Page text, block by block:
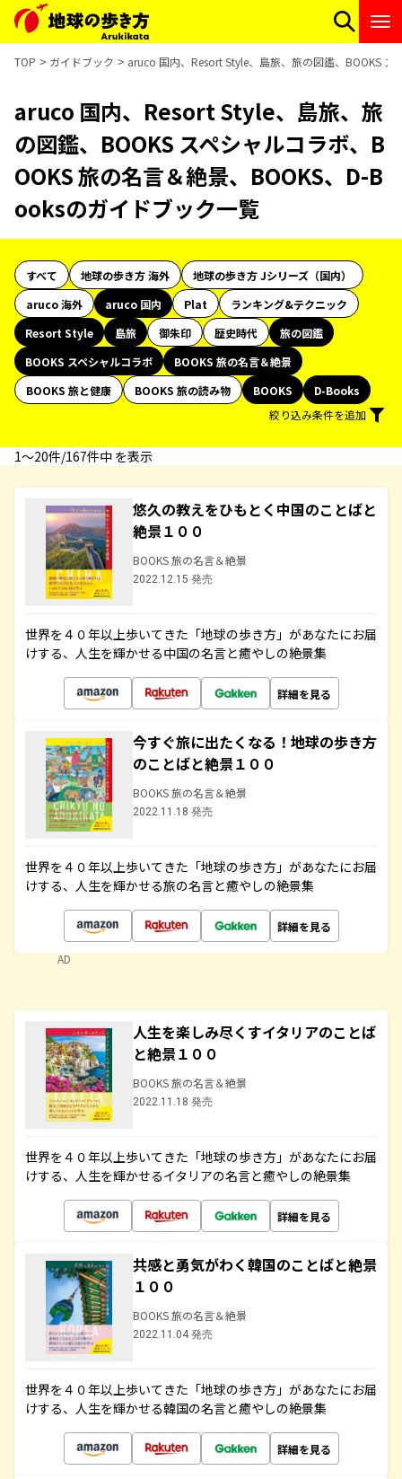
TOP ガイドブック aruco 国内、Resort Style、島旅、旅の図鑑、BOOKS
aruco 国内、Resort Style、島旅、旅
の図鑑、BOOKS スペシャルコラボ、B
OOKS 旅の名言＆絶景、BOOKS、D-B
ooksのガイドブック一覧
すべて 地球の歩き方 海外
地球の歩き方 Jシリーズ（国内）
aruco 海外
aruco 国内 Plat
ランキング&テクニック
Resort Style
島旅 御朱印 歴史時代
旅の図鑑
BOOKS スペシャルコラボ
BOOKS 旅の名言＆絶景
BOOKS 旅と健康
BOOKS 旅の読み物 BOOKS
D-Books
絞り込み条件を追加
1〜20件/167件中 を表示
悠久の教えをひもとく中国のことばと
絶景１００
BOOKS 旅の名言＆絶景
2022.12.15 発売
世界を４０年以上歩いてきた「地球の歩き方」があなたにお届
けする、人生を輝かせる中国の名言と癒やしの絶景集
詳細を見る
今すぐ旅に出たくなる！地球の歩き方
のことばと絶景１００
BOOKS 旅の名言＆絶景
2022.11.18 発売
世界を４０年以上歩いてきた「地球の歩き方」があなたにお届
けする、人生を輝かせる旅の名言と癒やしの絶景集
詳細を見る
AD
人生を楽しみ尽くすイタリアのことば
と絶景１００
BOOKS 旅の名言＆絶景
2022.11.18 発売
世界を４０年以上歩いてきた「地球の歩き方」があなたにお届
けする、人生を輝かせるイタリアの名言と癒やしの絶景集
詳細を見る
共感と勇気がわく韓国のことばと絶景
１００
BOOKS 旅の名言＆絶景
2022.11.04 発売
世界を４０年以上歩いてきた「地球の歩き方」があなたにお届
けする、人生を輝かせる韓国の名言と癒やしの絶景集
詳細を見る